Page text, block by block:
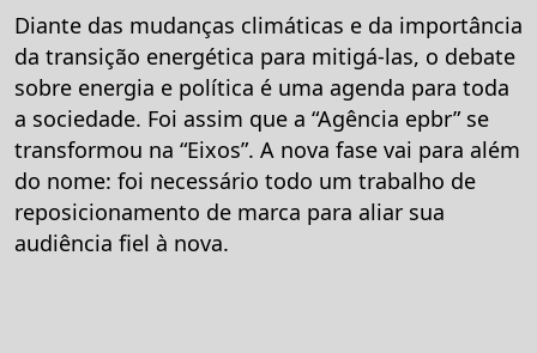
Diante das mudanças climáticas e da importância
da transição energética para mitigá-las, o debate
sobre energia e política é uma agenda para toda
a sociedade. Foi assim que a “Agência epbr” se
transformou na “Eixos”. A nova fase vai para além
do nome: foi necessário todo um trabalho de
reposicionamento de marca para aliar sua
audiência fiel à nova.